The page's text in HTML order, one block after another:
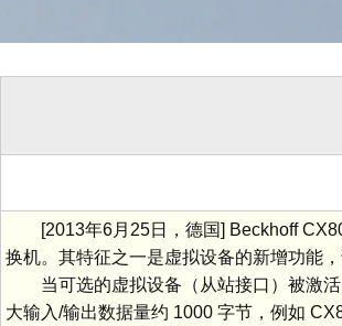
[2013年6月25日，德国] Beckhoff
换机。其特征之一是虚拟设备的新增功能
当可选的虚拟设备（从站接口）被激活
大输入/输出数据量约 1000 字节，例如